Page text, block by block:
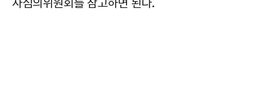
사심의위원회를 참고하면 된다.